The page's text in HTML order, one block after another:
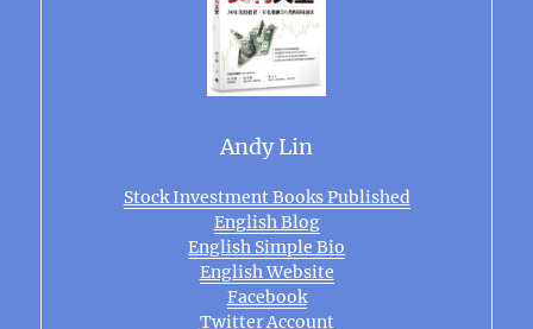
Andy Lin
Stock Investment Books Published
English Blog
English Simple Bio
English Website
Facebook
Twitter Account